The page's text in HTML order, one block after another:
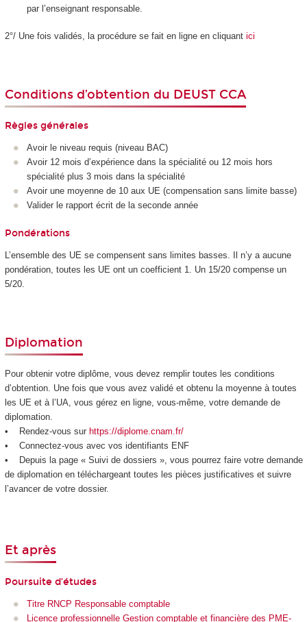
par l’enseignant responsable.
2°/ Une fois validés, la procédure se fait en ligne en cliquant ici
Conditions d’obtention du DEUST CCA
Règles générales
Avoir le niveau requis (niveau BAC)
Avoir 12 mois d’expérience dans la spécialité ou 12 mois hors
spécialité plus 3 mois dans la spécialité
Avoir une moyenne de 10 aux UE (compensation sans limite basse)
Valider le rapport écrit de la seconde année
Pondérations
L’ensemble des UE se compensent sans limites basses. Il n’y a aucune
pondération, toutes les UE ont un coefficient 1. Un 15/20 compense un
5/20.
Diplomation
Pour obtenir votre diplôme, vous devez remplir toutes les conditions
d’obtention. Une fois que vous avez validé et obtenu la moyenne à toutes
les UE et à l’UA, vous gérez en ligne, vous-même, votre demande de
diplomation.
• Rendez-vous sur https://diplome.cnam.fr/
• Connectez-vous avec vos identifiants ENF
• Depuis la page « Suivi de dossiers », vous pourrez faire votre demande
de diplomation en téléchargeant toutes les pièces justificatives et suivre
l’avancer de votre dossier.
Et après
Poursuite d’études
Titre RNCP Responsable comptable
Licence professionnelle Gestion comptable et financière des PME-